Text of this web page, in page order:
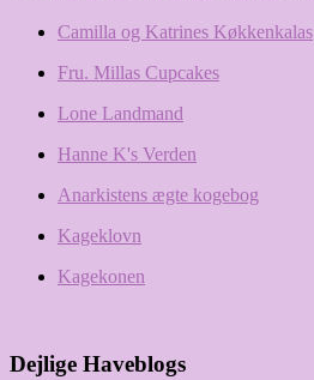
Camilla og Katrines Køkkenkalas
Fru. Millas Cupcakes
Lone Landmand
Hanne K's Verden
Anarkistens ægte kogebog
Kageklovn
Kagekonen
Dejlige Haveblogs